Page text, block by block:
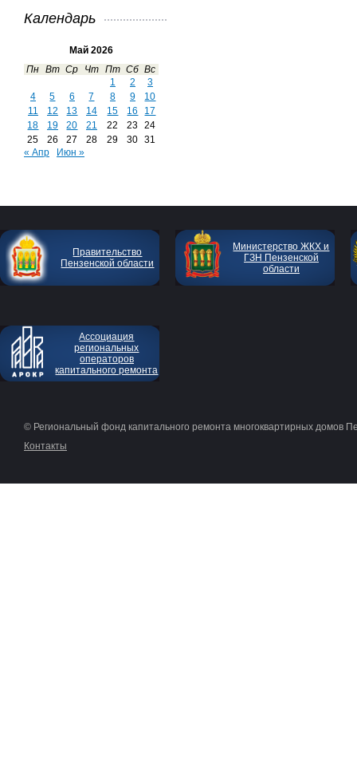
Календарь
Май 2026
Пн Вт Ср Чт Пт Сб Вс
1
2
3
4
5 6 7 8 9
10
11
12 13 14 15 16
17
18
19 20 21 22 23
24
25
26 27 28 29 30
31
« Апр
Июн »
Правительство
Пензенской области
Министерство ЖКХ и
ГЗН Пензенской
области
Ассоциация
региональных
операторов
капитального ремонта
© Региональный фонд капитального ремонта многоквартирных домов
Контакты